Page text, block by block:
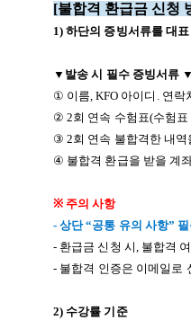
[불합격 환급금 신청
1) 하단의 증빙서류를 대
▼ 발송 시 필수 증빙서류 ▼
① 이름, KFO 아이디 . 연락
② 2회 연속 수험표(수험표
③ 2회 연속 불합격한 내
④ 불합격 환급을 받을 계
※ 주의 사항
- 상단“공통 유의 사항”
- 환급금 신청 시, 불합격
- 불합격 인증은 이메일로
2) 수강률 기준